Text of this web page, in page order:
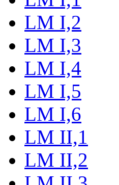
LM I,2
LM I,3
LM I,4
LM I,5
LM I,6
LM II,1
LM II,2